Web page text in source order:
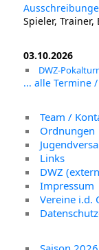
Spieler,
03.10.2026
DWZ-
... alle Termine
Team /
Ordnungen
Links
DWZ
Impressum
Vereine i.d.